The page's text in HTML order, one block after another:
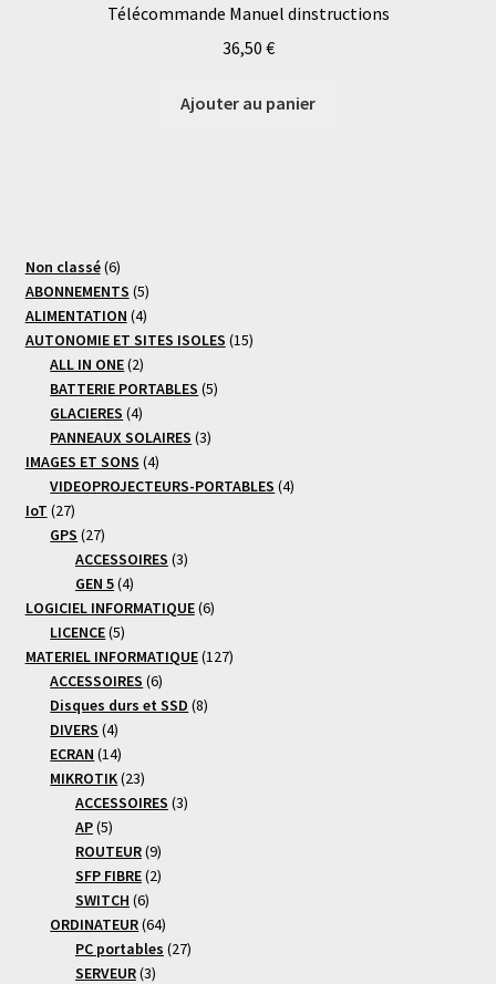
Télécommande Manuel dinstructions
36,50 €
Ajouter au panier
Non classé 66
produits
ABONNEMENTS 55
produits
ALIMENTATION 44
produits
AUTONOMIE ET SITES ISOLES 1515
ALL IN ONE 22
produits
BATTERIE PORTABLES 55
GLACIERES 44
produits
PANNEAUX SOLAIRES 33
IMAGES ET SONS 44
produits
VIDEOPROJECTEURS-PORTABLES 44
IoT 2727
produits
GPS 2727
produits
ACCESSOIRES 33
GEN 5 44
produits
LOGICIEL INFORMATIQUE 66
LICENCE 55
produits
MATERIEL INFORMATIQUE 127127
ACCESSOIRES 66
produits
Disques durs et SSD 88
DIVERS 44
produits
ECRAN 1414
produits
MIKROTIK 2323
produits
ACCESSOIRES 33
AP 55
produits
ROUTEUR 99
produits
SFP FIBRE 22
SWITCH 66
produits
ORDINATEUR 6464
produits
PC portables 2727
SERVEUR 33